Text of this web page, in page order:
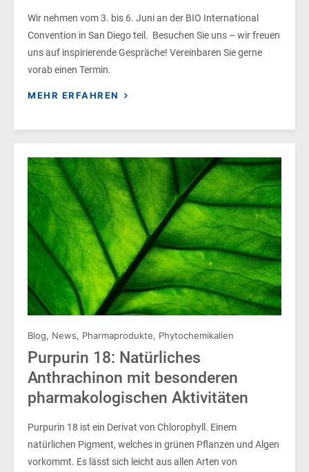
Wir nehmen vom 3. bis 6. Juni an der BIO International
Convention in San Diego teil. Besuchen Sie uns – wir freuen
uns auf inspirierende Gespräche! Vereinbaren Sie gerne
vorab einen Termin.
MEHR ERFAHREN
Blog, News, Pharmaprodukte, Phytochemikalien
Purpurin 18: Natürliches
Anthrachinon mit besonderen
pharmakologischen Aktivitäten
Purpurin 18 ist ein Derivat von Chlorophyll. Einem
natürlichen Pigment, welches in grünen Pflanzen und Algen
vorkommt. Es lässt sich leicht aus allen Arten von